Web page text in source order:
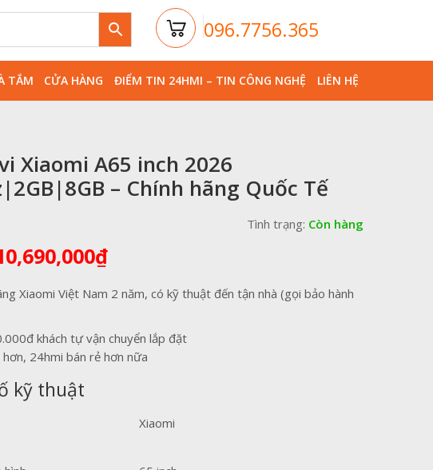
096.7756.365
TẮM CỬA HÀNG ĐIỂM TIN 24HMI – TIN CÔNG NGHỆ LIÊN HỆ
Xiaomi A65 inch 2026
– Chính hãng Quốc Tế
Tình trạng: Còn hàng
gốc
13,790,000₫.
₫Giá
tại
10,690,000₫.
Xiaomi Việt Nam 2 năm, có kỹ thuật đến tận nhà (gọi bảo hành
khách tự vận chuyển lắp đặt
24hmi bán rẻ hơn nữa
kỹ thuật
Xiaomi